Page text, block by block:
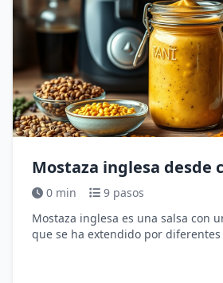
Mostaza inglesa desde
0 min
9 pasos
Mostaza inglesa es una salsa con
que se ha extendido por diferentes